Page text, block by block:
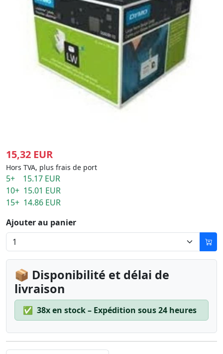
15,32 EUR
Hors TVA, plus frais de port
5+ 15.17 EUR
10+ 15.01 EUR
15+ 14.86 EUR
Ajouter au panier
📦 Disponibilité et délai de
livraison
✅ 38x en stock – Expédition sous 24 heures